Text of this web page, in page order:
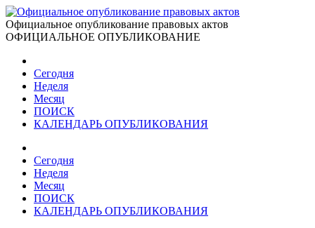
Официальное опубликование правовых актов
ОФИЦИАЛЬНОЕ ОПУБЛИКОВАНИЕ
Сегодня
Неделя
Месяц
ПОИСК
КАЛЕНДАРЬ ОПУБЛИКОВАНИЯ
Сегодня
Неделя
Месяц
ПОИСК
КАЛЕНДАРЬ ОПУБЛИКОВАНИЯ